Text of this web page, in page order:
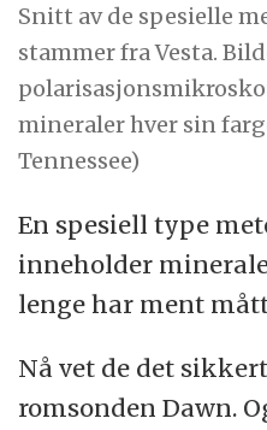
Snitt av de spesielle
stammer fra Vesta.
mineraler hver sin
Tennessee)
En spesiell type
inneholder
lenge har ment
Nå vet de det
romsonden Dawn.